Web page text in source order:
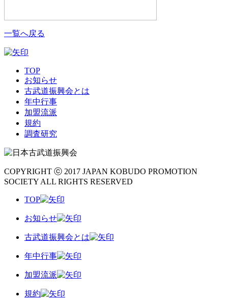
一覧へ戻る
TOP
お知らせ
古武道振興会とは
年中行事
加盟流派
規約
調査研究
COPYRIGHT ⓒ 2017 JAPAN KOBUDO PROMOTION
SOCIETY ALL RIGHTS RESERVED
TOP
お知らせ
古武道振興会とは
年中行事
加盟流派
規約